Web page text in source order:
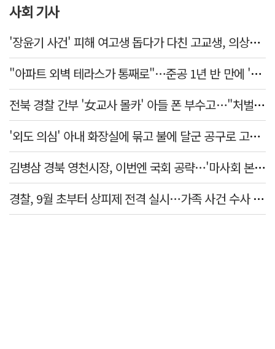
사회 기사
'장윤기 사건' 피해 여고생 돕다가 다친 고교생, 의상자 인정
"아파트 외벽 테라스가 통째로"…준공 1년 반 만에 '아찔 사고'
전북 경찰 간부 '女교사 몰카' 아들 폰 부수고…"처벌 못하는 사안" 내부망에 글
'외도 의심' 아내 화장실에 묶고 불에 달군 공구로 고문…남편 검거
김병삼 경북 영천시장, 이번엔 국회 공략…'마사회 본사 이전·광역교통망 확충' 요청
경찰, 9월 초부터 상피제 전격 실시…가족 사건 수사 못해